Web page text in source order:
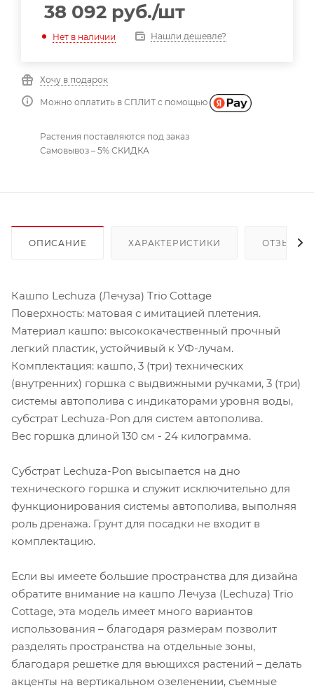
38 092 руб./шт
Нет в наличии Нашли дешевле?
Хочу в подарок
Можно оплатить в СПЛИТ с помощью
Растения поставляются под заказ
Самовывоз – 5% СКИДКА
ОПИСАНИЕ ХАРАКТЕРИСТИКИ ОТЗЫВЫ
Кашпо Lechuza (Лечуза) Trio Cottage
Поверхность: матовая с имитацией плетения.
Материал кашпо: высококачественный прочный
легкий пластик, устойчивый к УФ-лучам.
Комплектация: кашпо, 3 (три) технических
(внутренних) горшка с выдвижными ручками, 3 (три)
системы автополива с индикаторами уровня воды,
субстрат Lechuza-Pon для систем автополива.
Вес горшка длиной 130 см - 24 килограмма.
Субстрат Lechuza-Pon высыпается на дно
технического горшка и служит исключительно для
функционирования системы автополива, выполняя
роль дренажа. Грунт для посадки не входит в
комплектацию.
Если вы имеете большие пространства для дизайна
обратите внимание на кашпо Лечуза (Lechuza) Trio
Cottage, эта модель имеет много вариантов
использования – благодаря размерам позволит
разделять пространства на отдельные зоны,
благодаря решетке для вьющихся растений – делать
акценты на вертикальном озеленении, съемные